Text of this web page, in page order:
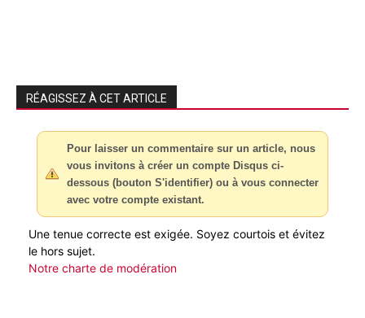
RÉAGISSEZ À CET ARTICLE
Pour laisser un commentaire sur un article, nous
vous invitons à créer un compte Disqus ci-
dessous (bouton S'identifier) ou à vous connecter
avec votre compte existant.
Une tenue correcte est exigée. Soyez courtois et évitez
le hors sujet.
Notre charte de modération